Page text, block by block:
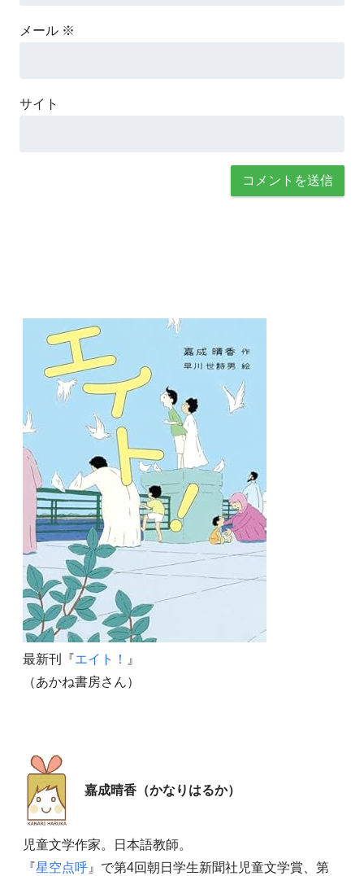
メール ※
サイト
最新刊『エイト！ 』
（あかね書房さん）
嘉成晴香（かなりはるか）
児童文学作家。日本語教師。
『星空点呼』で第4回朝日学生新聞社児童文学賞、第